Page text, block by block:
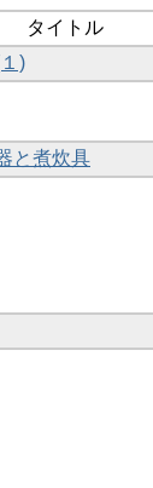
タイトル
)
と煮炊具